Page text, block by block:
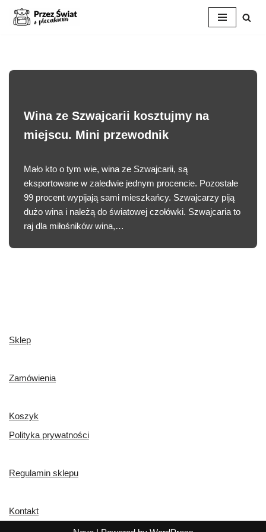
Wina ze Szwajcarii kosztujmy na
miejscu. Mini przewodnik
Mało kto o tym wie, wina ze Szwajcarii, są
eksportowane w zaledwie jednym procencie. Pozostałe
99 procent wypijają sami mieszkańcy. Szwajcarzy piją
dużo wina i należą do światowej czołówki. Szwajcaria to
raj dla miłośników wina,…
Sklep
Zamówienia
Koszyk
Polityka prywatności
Regulamin sklepu
Kontakt